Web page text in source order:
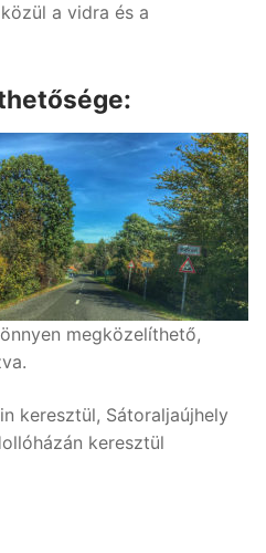
a vidra és a
megközelíthető,
keresztül, Sátoraljaújhely
keresztül